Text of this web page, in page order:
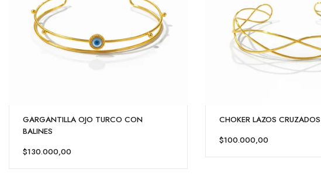
GARGANTILLA OJO TURCO CON
BALINES
$130.000,00
CHOKER LAZOS CRUZADOS
$100.000,00